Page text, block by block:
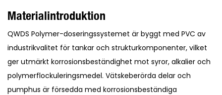
Materialintroduktion
QWDS Polymer-doseringssystemet är byggt med PVC av
industrikvalitet för tankar och strukturkomponenter, vilket
ger utmärkt korrosionsbeständighet mot syror, alkalier och
polymerflockuleringsmedel. Vätskeberörda delar och
pumphus är försedda med korrosionsbeständiga